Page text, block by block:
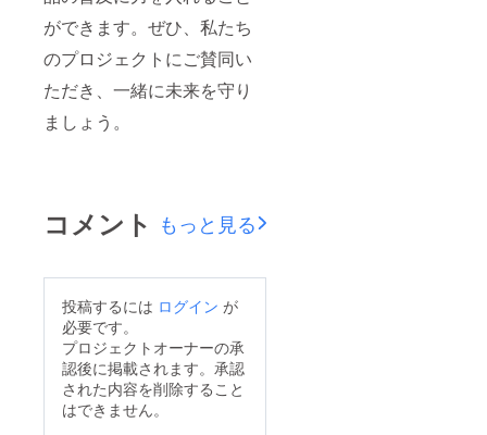
ができます。ぜひ、私たち
のプロジェクトにご賛同い
ただき、一緒に未来を守り
ましょう。
コメント もっと見る
投稿するには ログイン が
必要です。
プロジェクトオーナーの承
認後に掲載されます。承認
された内容を削除すること
はできません。